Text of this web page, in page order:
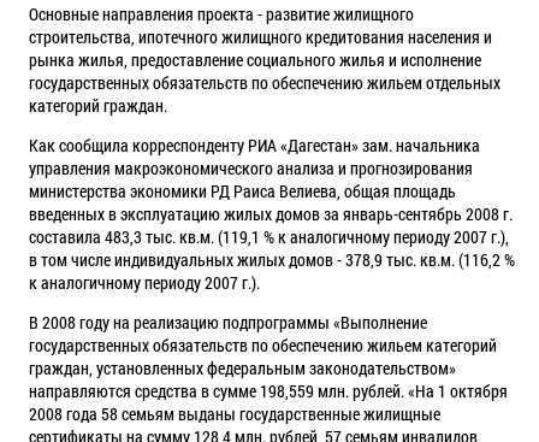
Основные направления проекта - развитие жилищного
строительства, ипотечного жилищного кредитования населения и
рынка жилья, предоставление социального жилья и исполнение
государственных обязательств по обеспечению жильем отдельных
категорий граждан.
Как сообщила корреспонденту РИА «Дагестан» зам. начальника
управления макроэкономического анализа и прогнозирования
министерства экономики РД Раиса Велиева, общая площадь
введенных в эксплуатацию жилых домов за январь-сентябрь 2008 г.
составила 483,3 тыс. кв.м. (119,1 % к аналогичному периоду 2007 г.),
в том числе индивидуальных жилых домов - 378,9 тыс. кв.м. (116,2 %
к аналогичному периоду 2007 г.).
В 2008 году на реализацию подпрограммы «Выполнение
государственных обязательств по обеспечению жильем категорий
граждан, установленных федеральным законодательством»
направляются средства в сумме 198,559 млн. рублей. «На 1 октября
2008 года 58 семьям выданы государственные жилищные
сертификаты на сумму 128,4 млн. рублей, 57 семьям инвалидов,